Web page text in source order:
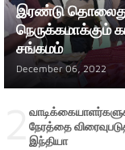
இரண்டு
நெருக்கமாக்கும்
சங்கமம்
December 06, 2022
நேரத்தை
இந்தியா